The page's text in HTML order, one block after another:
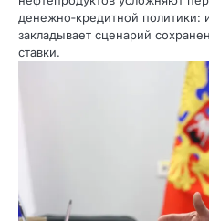
денежно‑кредитной политики:
закладывает сценарий
ставки.